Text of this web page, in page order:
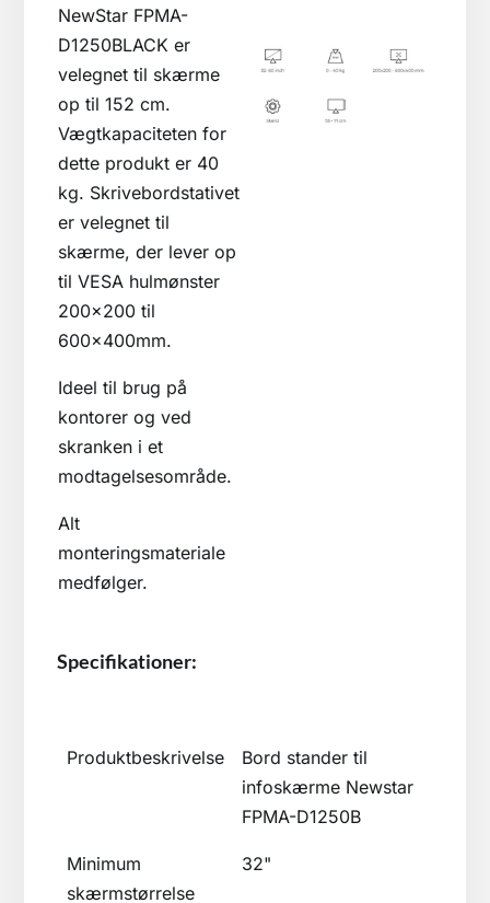
NewStar FPMA-
D1250BLACK er
velegnet til skærme
op til 152 cm.
Vægtkapaciteten for
dette produkt er 40
kg. Skrivebordstativet
er velegnet til
skærme, der lever op
til VESA hulmønster
200×200 til
600x400mm.
Ideel til brug på
kontorer og ved
skranken i et
modtagelsesområde.
Alt
monteringsmateriale
medfølger.
Specifikationer:
Produktbeskrivelse
Bord stander til
infoskærme Newstar
FPMA-D1250B
Minimum
skærmstørrelse
32"